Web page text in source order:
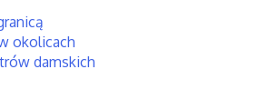
okolicach
damskich